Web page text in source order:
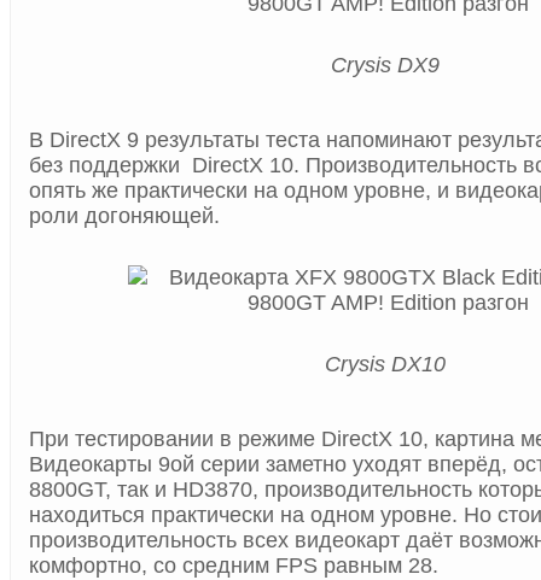
Crysis DX9
В DirectX 9 результаты теста напоминают
без поддержки DirectX 10. Производительность
опять же практически на одном уровне, и
роли догоняющей.
Crysis DX10
При тестировании в режиме DirectX 10, картина
Видеокарты 9ой серии заметно уходят вперёд,
8800GT, так и HD3870, производительность
находиться практически на одном уровне. Но
производительность всех видеокарт даёт
комфортно, со средним FPS равным 28.